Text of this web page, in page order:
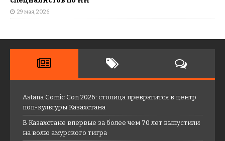
29 мая, 2026
Astana Comic Con 2026: столица превратится в центр
поп-культуры Казахстана
В Казахстане впервые за более чем 70 лет выпустили
на волю амурского тигра